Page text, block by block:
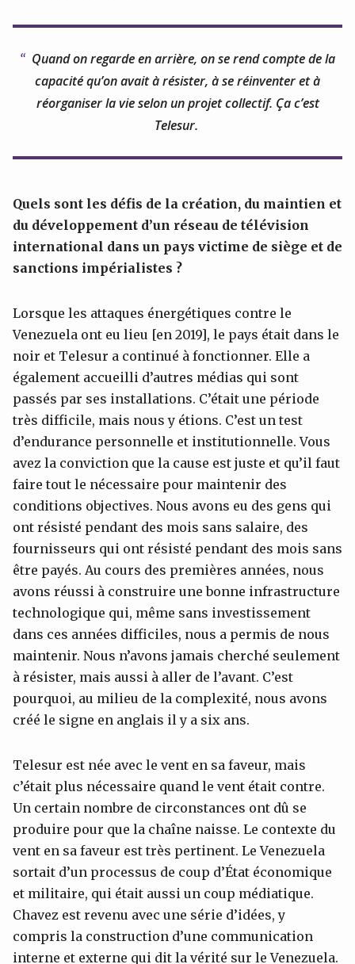
Quand on regarde en arrière, on se rend compte de la
capacité qu’on avait à résister, à se réinventer et à
réorganiser la vie selon un projet collectif. Ça c’est
Telesur.
Quels sont les défis de la création, du maintien et
du développement d’un réseau de télévision
international dans un pays victime de siège et de
sanctions impérialistes ?
Lorsque les attaques énergétiques contre le
Venezuela ont eu lieu [en 2019], le pays était dans le
noir et Telesur a continué à fonctionner. Elle a
également accueilli d’autres médias qui sont
passés par ses installations. C’était une période
très difficile, mais nous y étions. C’est un test
d’endurance personnelle et institutionnelle. Vous
avez la conviction que la cause est juste et qu’il faut
faire tout le nécessaire pour maintenir des
conditions objectives. Nous avons eu des gens qui
ont résisté pendant des mois sans salaire, des
fournisseurs qui ont résisté pendant des mois sans
être payés. Au cours des premières années, nous
avons réussi à construire une bonne infrastructure
technologique qui, même sans investissement
dans ces années difficiles, nous a permis de nous
maintenir. Nous n’avons jamais cherché seulement
à résister, mais aussi à aller de l’avant. C’est
pourquoi, au milieu de la complexité, nous avons
créé le signe en anglais il y a six ans.
Telesur est née avec le vent en sa faveur, mais
c’était plus nécessaire quand le vent était contre.
Un certain nombre de circonstances ont dû se
produire pour que la chaîne naisse. Le contexte du
vent en sa faveur est très pertinent. Le Venezuela
sortait d’un processus de coup d’État économique
et militaire, qui était aussi un coup médiatique.
Chavez est revenu avec une série d’idées, y
compris la construction d’une communication
interne et externe qui dit la vérité sur le Venezuela.